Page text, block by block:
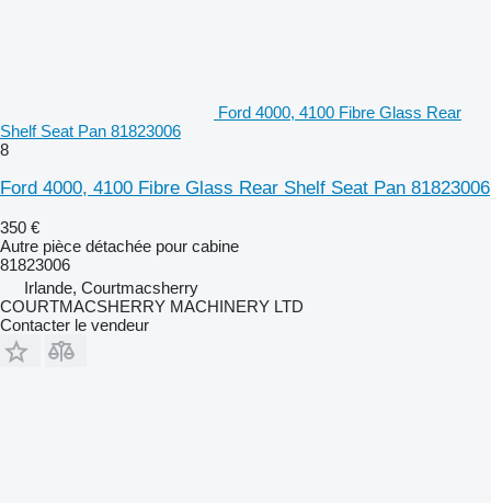
Ford 4000, 4100 Fibre Glass Rear
Shelf Seat Pan 81823006
8
Ford 4000, 4100 Fibre Glass Rear Shelf Seat Pan 81823006
350 €
Autre pièce détachée pour cabine
81823006
Irlande, Courtmacsherry
COURTMACSHERRY MACHINERY LTD
Contacter le vendeur